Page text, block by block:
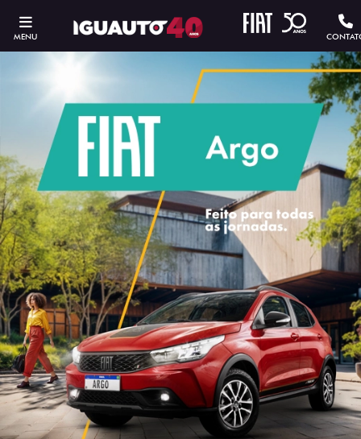
MENU
ESTOU INTERESSADO
Versão escolhida
Preferência de contato: